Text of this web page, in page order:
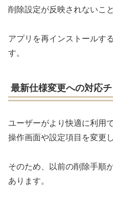
削除設定が反映されないこ
アプリを再インストールす
す。
最新仕様変更への対応
ユーザーがより快適に利用
操作画面や設定項目を変更し
そのため、以前の削除手順
あります。